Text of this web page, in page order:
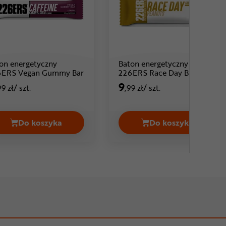
Energy Bar Cena 9,99 zł
energetyczny
Vegan Gummy Bar
11 ,99 zł
zł/ szt.
Do koszyka
Baton energetyczny 226ERS Vegan Gummy Bar
Baton energetyczny
226ERS Race Day Bar Salty
Trail
9,99 zł/ szt.
Do koszyka
Baton